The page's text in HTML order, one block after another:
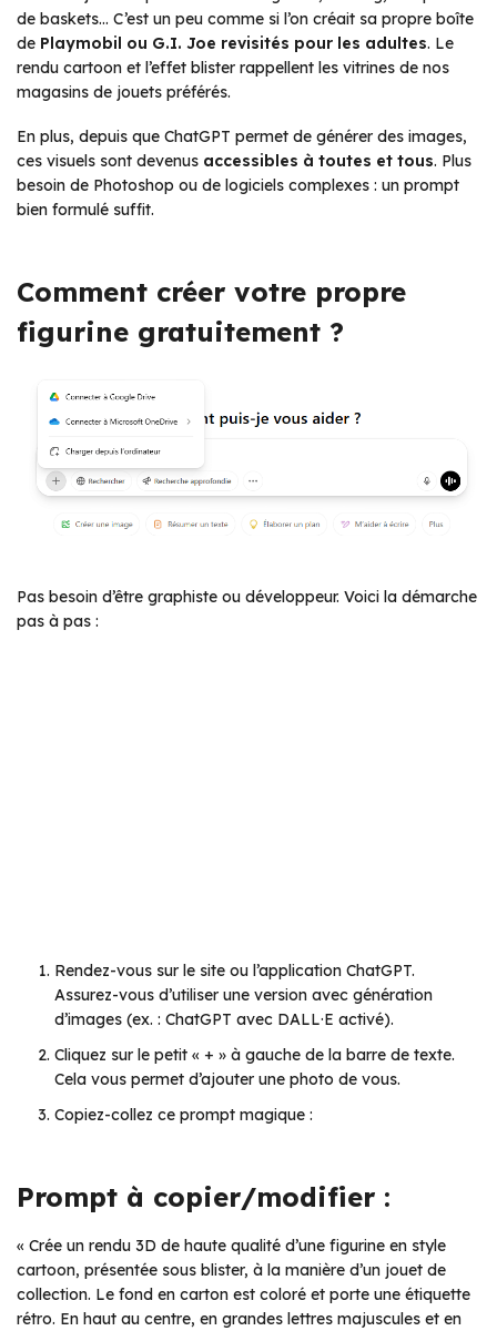
de baskets… C’est un peu comme si l’on créait sa propre boîte
de Playmobil ou G.I. Joe revisités pour les adultes. Le
rendu cartoon et l’effet blister rappellent les vitrines de nos
magasins de jouets préférés.
En plus, depuis que ChatGPT permet de générer des images,
ces visuels sont devenus accessibles à toutes et tous. Plus
besoin de Photoshop ou de logiciels complexes : un prompt
bien formulé suffit.
Comment créer votre propre
figurine gratuitement ?
Pas besoin d’être graphiste ou développeur. Voici la démarche
pas à pas :
Rendez-vous sur le site ou l’application ChatGPT.
Assurez-vous d’utiliser une version avec génération
d’images (ex. : ChatGPT avec DALL·E activé).
Cliquez sur le petit « + » à gauche de la barre de texte.
Cela vous permet d’ajouter une photo de vous.
Copiez-collez ce prompt magique :
Prompt à copier/modifier :
« Crée un rendu 3D de haute qualité d’une figurine en style
cartoon, présentée sous blister, à la manière d’un jouet de
collection. Le fond en carton est coloré et porte une étiquette
rétro. En haut au centre, en grandes lettres majuscules et en